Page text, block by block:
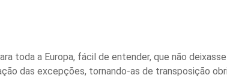
toda a Europa, fácil de entender, que não
das excepções, tornando-as de transposição